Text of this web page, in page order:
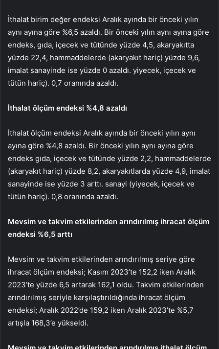
İthalat birim değer endeksi Aralık ayında bir önceki yılın
aynı ayına göre %6,5 azaldı. Bir önceki yılın aynı ayına göre
endeks, gıda, içecek ve tütünde yüzde 4,5, akaryakıtta
yüzde 22,4, hammaddelerde (akaryakıt hariç) yüzde 9,6,
imalat sanayinde ise yüzde 0 azaldı. yiyecek, içecek ve
tütün hariç). 0,7 oranında azaldı.
İthalat ölçüm endeksi %4,8 azaldı
İthalat ölçüm endeksi Aralık ayında bir önceki yılın aynı
ayına göre %4,8 azaldı. Bir önceki yılın aynı ayına göre
endeks gıda, içecek ve tütünde yüzde 2,2, hammaddelerde
(akaryakıt hariç) yüzde 8,2, akaryakıtlarda yüzde 4,9, imalat
sanayinde ise yüzde 3 arttı. sanayi (yiyecek, içecek ve
tütün hariç). 0,8 oranında azaldı.
Mevsim ve takvim etkilerinden arındırılmış ihracat ölçüm
endeksi %6,5 arttı
Mevsim ve takvim etkilerinden arındırılmış seriye göre
ihracat ölçüm endeksi; Kasım 2023’te 152,2 iken Aralık
2023’te yüzde 6,5 artarak 162,1 oldu. Takvim etkilerinden
arındırılmış seriyle karşılaştırıldığında ihracat ölçüm
endeksi; Aralık 2022’de 159,2 iken Aralık 2023’te %5,7
artışla 168,3’e yükseldi.